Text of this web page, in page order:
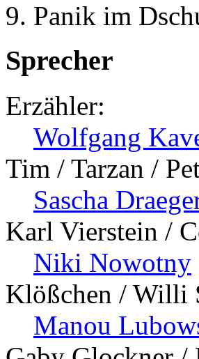
Panik im
Sprecher
Erzähler:
Wolfgang
Tim / Tarzan /
Sascha
Karl Vierstein /
Niki Nowotny
Klößchen / Willi
Manou